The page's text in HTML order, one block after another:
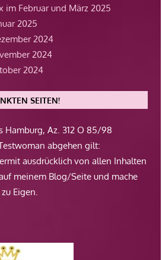
im Februar und März 2025
2025
2024
2024
2024
SEITEN!
Hamburg, Az. 312 O 85/98
abgehen gilt:
ausdrücklich von allen Inhalten
meinem Blog/Seite und mache
Eigen.